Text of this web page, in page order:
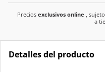
Precios exclusivos online ,
a
Detalles del producto